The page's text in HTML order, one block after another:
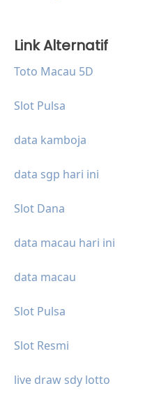
Link Alternatif
Toto Macau 5D
Slot Pulsa
data kamboja
data sgp hari ini
Slot Dana
data macau hari ini
data macau
Slot Pulsa
Slot Resmi
live draw sdy lotto